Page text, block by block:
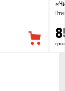
грн